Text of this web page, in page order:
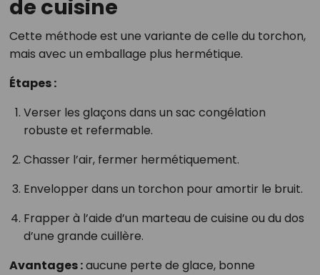
de cuisine
Cette méthode est une variante de celle du torchon,
mais avec un emballage plus hermétique.
Étapes :
Verser les glaçons dans un sac congélation
robuste et refermable.
Chasser l’air, fermer hermétiquement.
Envelopper dans un torchon pour amortir le bruit.
Frapper à l’aide d’un marteau de cuisine ou du dos
d’une grande cuillère.
Avantages :aucune perte de glace, bonne